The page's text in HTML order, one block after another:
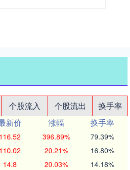
个股流入 个股流出
换手率
新价 涨幅
换手率
116.52 396.89% 79.39%
110.02 20.21% 16.80%
14.8 20.03% 14.18%